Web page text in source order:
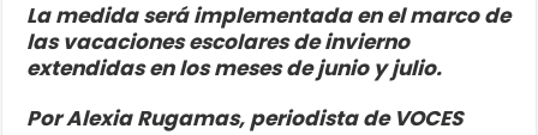
La medida será implementada en el marco de
las vacaciones escolares de invierno
extendidas en los meses de junio y julio.
Por Alexia Rugamas, periodista de VOCES